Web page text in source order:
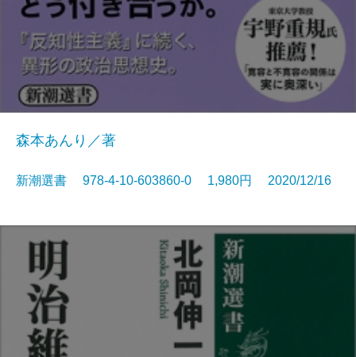
森本あんり／著
新潮選書 978-4-10-603860-0 1,980円 2020/12/16